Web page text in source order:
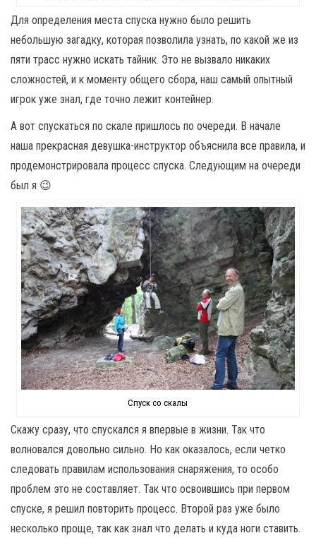
Для определения места спуска нужно было решить
небольшую загадку, которая позволила узнать, по какой же из
пяти трасс нужно искать тайник. Это не вызвало никаких
сложностей, и к моменту общего сбора, наш самый опытный
игрок уже знал, где точно лежит контейнер.
А вот спускаться по скале пришлось по очереди. В начале
наша прекрасная девушка-инструктор объяснила все правила, и
продемонстрировала процесс спуска. Следующим на очереди
был я 😉
Спуск со скалы
Скажу сразу, что спускался я впервые в жизни. Так что
волновался довольно сильно. Но как оказалось, если четко
следовать правилам использования снаряжения, то особо
проблем это не составляет. Так что освоившись при первом
спуске, я решил повторить процесс. Второй раз уже было
несколько проще, так как знал что делать и куда ноги ставить.